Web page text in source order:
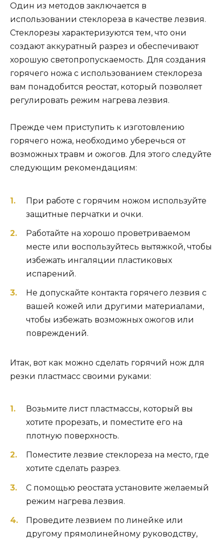
Один из методов заключается в
использовании стеклореза в качестве лезвия.
Стеклорезы характеризуются тем, что они
создают аккуратный разрез и обеспечивают
хорошую светопропускаемость. Для создания
горячего ножа с использованием стеклореза
вам понадобится реостат, который позволяет
регулировать режим нагрева лезвия.
Прежде чем приступить к изготовлению
горячего ножа, необходимо уберечься от
возможных травм и ожогов. Для этого следуйте
следующим рекомендациям:
При работе с горячим ножом используйте
защитные перчатки и очки.
Работайте на хорошо проветриваемом
месте или воспользуйтесь вытяжкой, чтобы
избежать ингаляции пластиковых
испарений.
Не допускайте контакта горячего лезвия с
вашей кожей или другими материалами,
чтобы избежать возможных ожогов или
повреждений.
Итак, вот как можно сделать горячий нож для
резки пластмасс своими руками:
Возьмите лист пластмассы, который вы
хотите прорезать, и поместите его на
плотную поверхность.
Поместите лезвие стеклореза на место, где
хотите сделать разрез.
С помощью реостата установите желаемый
режим нагрева лезвия.
Проведите лезвием по линейке или
другому прямолинейному руководству,